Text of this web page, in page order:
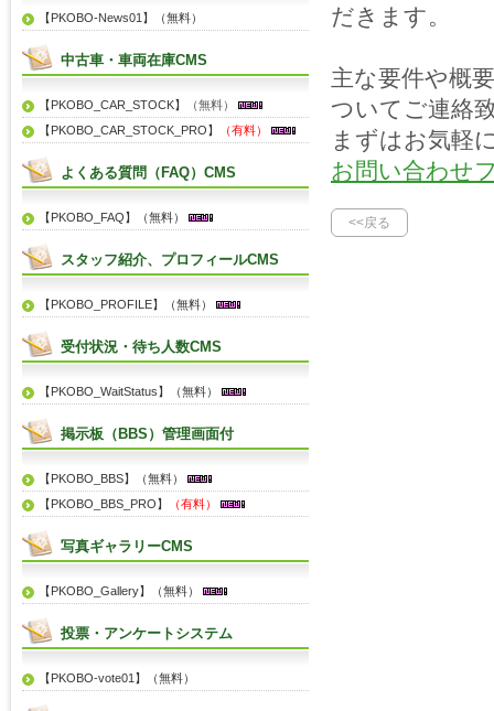
だきます。
主な要件や概
ついてご連絡
まずはお気軽
お問い合わせ
<<戻る
【PKOBO-News01】（無料）
中古車・車両在庫CMS
【PKOBO_CAR_STOCK】
（無料）
【PKOBO_CAR_STOCK_PRO】
（有料）
よくある質問（FAQ）CMS
【PKOBO_FAQ】（無料）
スタッフ紹介、プロフィールCMS
【PKOBO_PROFILE】（無料）
受付状況・待ち人数CMS
【PKOBO_WaitStatus】（無料）
掲示板（BBS）管理画面付
【PKOBO_BBS】（無料）
【PKOBO_BBS_PRO】
（有料）
写真ギャラリーCMS
【PKOBO_Gallery】（無料）
投票・アンケートシステム
【PKOBO-vote01】（無料）